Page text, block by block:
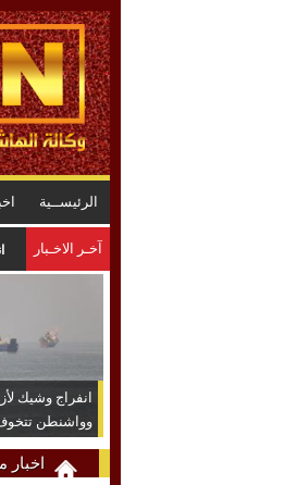
الرئيســية
آخـر الاخـبار
انفراج وشيك
وواشنطن
عكسية للتصعيد
اخبار